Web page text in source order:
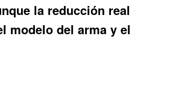
la reducción real
modelo del arma y el